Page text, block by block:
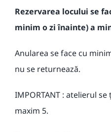
Rezervarea locului se
minim o zi înainte)a
Anularea se face cu
nu se returnează.
IMPORTANT : atelierul
maxim 5.